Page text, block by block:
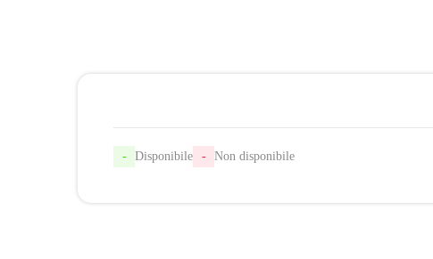
- Disponibile - Non disponibile